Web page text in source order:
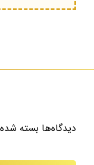
دیدگاه‌ها بسته